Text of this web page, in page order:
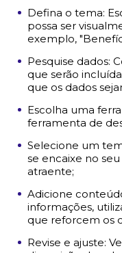
Defina o tema:
possa ser
exemplo,
Pesquise dados:
que serão
que os dados
Escolha uma
ferramenta de
Selecione um
se encaixe no
atraente;
Adicione
informações,
que reforcem os
Revise e ajuste: